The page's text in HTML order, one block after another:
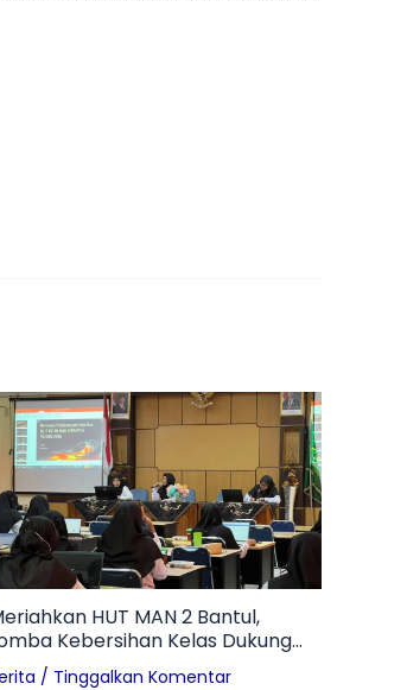
HUT MAN 2 Bantul,
Kebersihan Kelas Dukung
Madrasah Adiwiyata
/ Tinggalkan Komentar